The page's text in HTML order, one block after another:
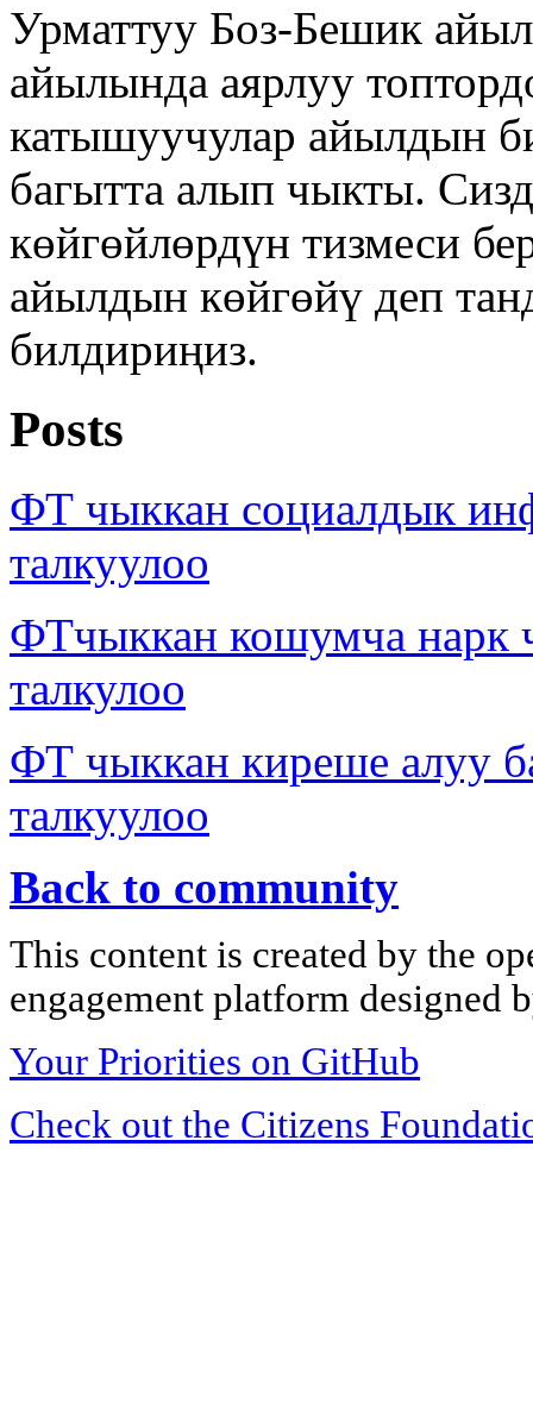
Урматтуу Боз-Бешик
айылында аярлуу
катышуучулар айылдын
багытта алып чыкты.
көйгөйлөрдүн тизмеси
айылдын көйгөйү деп
билдириңиз.
Posts
ФТ чыккан социалдык
талкуулоо
ФТчыккан кошумча нарк
талкулоо
ФТ чыккан киреше алуу
талкуулоо
Back to community
This content is created by the
engagement platform designed
Your Priorities on GitHub
Check out the Citizens